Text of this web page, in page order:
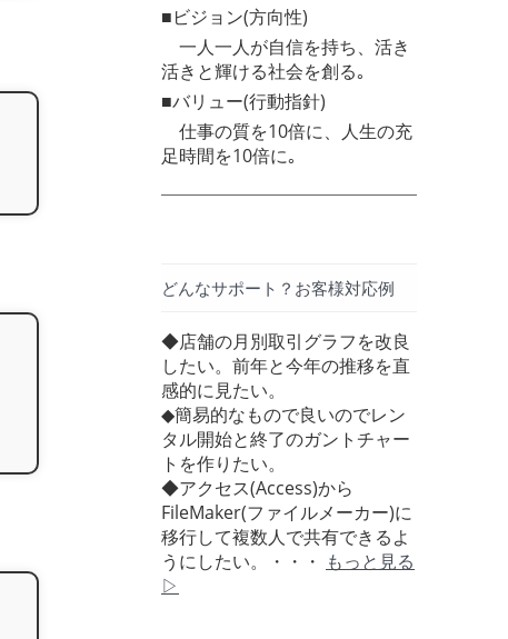
■ビジョン(方向性)
一人一人が自信を持ち、活き
活きと輝ける社会を創る｡
■バリュー(行動指針)
仕事の質を10倍に、人生の充
足時間を10倍に｡
どんなサポート？お客様対応例
◆店舗の月別取引グラフを改良
したい。前年と今年の推移を直
感的に見たい。
◆簡易的なもので良いのでレン
タル開始と終了のガントチャー
トを作りたい。
◆アクセス(Access)から
FileMaker(ファイルメーカー)に
移行して複数人で共有できるよ
うにしたい。・・・ もっと見る
▷